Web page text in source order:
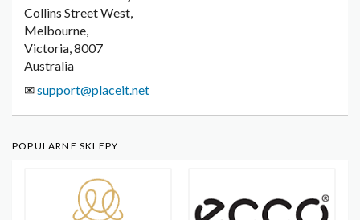
Collins Street West,
Melbourne,
Victoria, 8007
Australia
✉support@placeit.net
POPULARNE SKLEPY